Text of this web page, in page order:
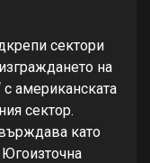
сектори
на
американската
сектор.
като